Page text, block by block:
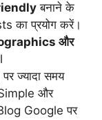
बनाने के
का प्रयोग करें।
और
ज्यादा समय
और
Google पर